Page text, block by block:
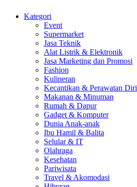
Kategori
Event
Supermarket
Jasa Teknik
Alat Listrik & Elektronik
Jasa Marketing dan Promosi
Fashion
Kulineran
Kecantikan & Perawatan Diri
Makanan & Minuman
Rumah & Dapur
Gadget & Komputer
Dunia Anak-anak
Ibu Hamil & Balita
Selular & IT
Olahraga
Kesehatan
Pariwisata
Travel & Akomodasi